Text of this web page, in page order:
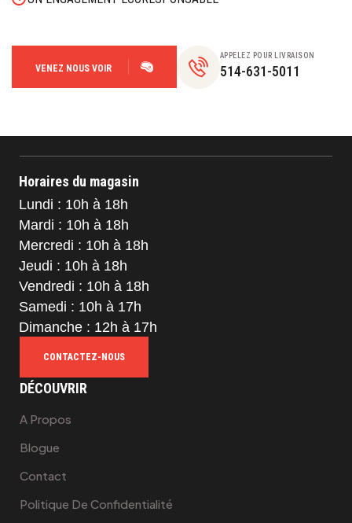
VENEZ NOUS VOIR
APPELEZ POUR LIVRAISON
514-631-5011
Horaires du magasin
Lundi : 10h à 18h
Mardi : 10h à 18h
Mercredi : 10h à 18h
Jeudi : 10h à 18h
Vendredi : 10h à 18h
Samedi : 10h à 17h
Dimanche : 12h à 17h
CONTACTEZ-NOUS
DÉCOUVRIR
A Propos
Blogue
Contact
Politique De Confidentialité